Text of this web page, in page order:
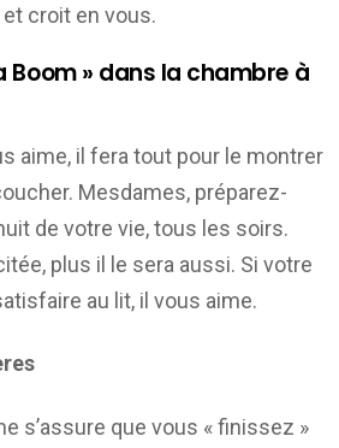
croit en vous.
Boom » dans la chambre à
aime, il fera tout pour le montrer
Mesdames, préparez-
de votre vie, tous les soirs.
plus il le sera aussi. Si votre
au lit, il vous aime.
s’assure que vous « finissez »